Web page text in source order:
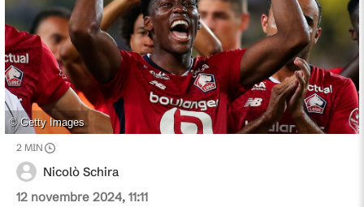
©Getty Images
12 novembre 2024, 11:11
Nicolò Schira
2 MIN